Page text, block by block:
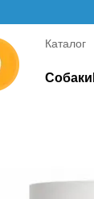
Каталог
Собаки